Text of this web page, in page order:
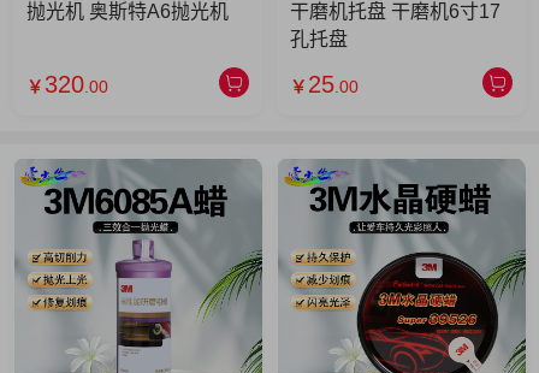
抛光机 奥斯特A6抛光机
￥ 320 .00
干磨机托盘 干磨机6寸17
孔托盘
￥ 25 .00